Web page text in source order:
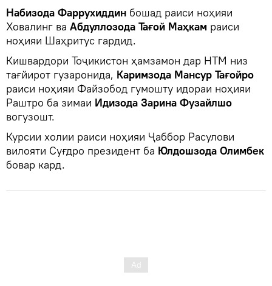
Набизода Фаррухиддин бошад раиси ноҳияи
Ховалинг ва Абдуллозода Тағой Маҳкам раиси
ноҳияи Шаҳритус гардид.
Кишвардори Тоҷикистон ҳамзамон дар НТМ низ
тағйирот гузаронида, Каримзода Мансур Тағойро
раиси ноҳияи Файзобод гумошту идораи ноҳияи
Раштро ба зимаи Идизода Зарина Фузайлшо
вогузошт.
Курсии холии раиси ноҳияи Ҷаббор Расулови
вилояти Суғдро президент ба Юлдошзода Олимбек
бовар кард.